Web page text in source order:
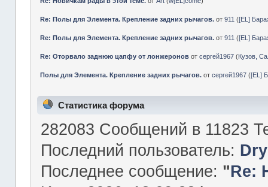
Re: Полы для Элемента. Крепление задних рычагов. от911 ([EL]
Re: Полы для Элемента. Крепление задних рычагов. от911 ([EL]
Re: Оторвало заднюю цапфу от лонжеронов отсергей1967 (Кузов,
Полы для Элемента. Крепление задних рычагов. отсергей1967 ([EL]
Статистика форума
282083 Сообщений в 11823
Последний пользователь: Dry
Последнее сообщение: "Re: